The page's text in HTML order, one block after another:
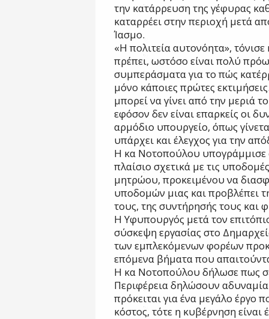
την κατάρρευση της γέφυρας
καταρρέει στην περιοχή μετά
Ίασμο.
«Η πολιτεία αυτονόητα»,
πρέπει, ωστόσο είναι πολύ
συμπεράσματα για το πώς
μόνο κάποιες πρώτες
μπορεί να γίνει από την μεριά
εφόσον δεν είναι επαρκείς οι
αρμόδιο υπουργείο, όπως
υπάρχει και έλεγχος για την
Η κα Νοτοπούλου υπογράμμισε
πλαίσιο σχετικά με τις
μητρώου, προκειμένου να
υποδομών μιας και προβλέπει
τους, της συντήρησής τους και
Η Υφυπουργός μετά τον
σύσκεψη εργασίας στο
των εμπλεκόμενων φορέων
επόμενα βήματα που
Η κα Νοτοπούλου δήλωσε πως
Περιφέρεια δηλώσουν
πρόκειται για ένα μεγάλο έργο
κόστος, τότε η κυβέρνηση είναι